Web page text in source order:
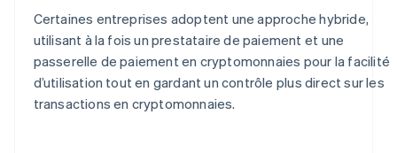
Certaines entreprises adoptent une approche hybride,
utilisant à la fois un prestataire de paiement et une
passerelle de paiement en cryptomonnaies pour la facilité
d’utilisation tout en gardant un contrôle plus direct sur les
transactions en cryptomonnaies.